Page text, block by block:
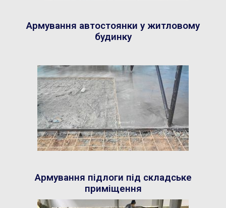
Армування автостоянки у житловому
будинку
Армування підлоги під складське
приміщення